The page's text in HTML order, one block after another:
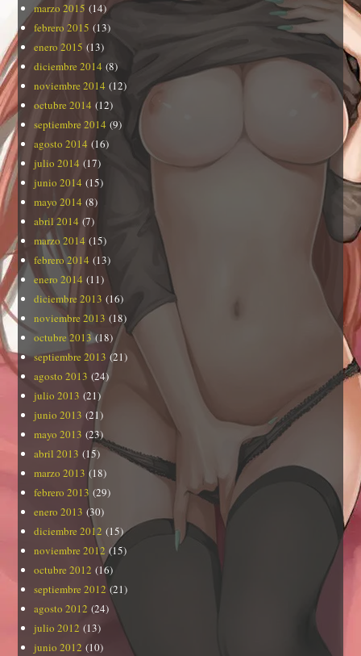
marzo 2015 (14)
febrero 2015 (13)
enero 2015 (13)
diciembre 2014 (8)
noviembre 2014 (12)
octubre 2014 (12)
septiembre 2014 (9)
agosto 2014 (16)
julio 2014 (17)
junio 2014 (15)
mayo 2014 (8)
abril 2014 (7)
marzo 2014 (15)
febrero 2014 (13)
enero 2014 (11)
diciembre 2013 (16)
noviembre 2013 (18)
octubre 2013(18)
septiembre 2013 (21)
agosto 2013 (24)
julio 2013 (21)
junio 2013 (21)
mayo 2013 (23)
abril 2013 (15)
marzo 2013 (18)
febrero 2013 (29)
enero 2013 (30)
diciembre 2012 (15)
noviembre 2012 (15)
octubre 2012 (16)
septiembre 2012 (21)
agosto 2012 (24)
julio 2012 (13)
junio 2012 (10)